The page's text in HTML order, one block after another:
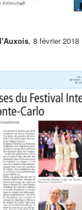
, 8 février 2018